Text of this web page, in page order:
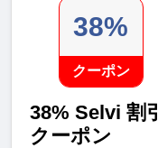
38%
クーポン
38% Selvi 割引
クーポン